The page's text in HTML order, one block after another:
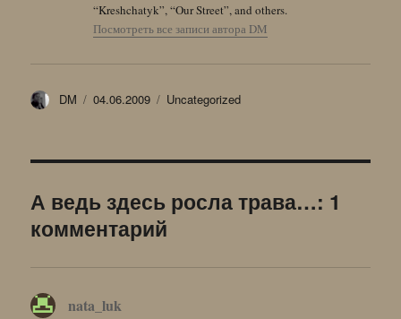
“Kreshchatyk”, “Our Street”, and others.
Посмотреть все записи автора DM
Автор
DM Опубликовано
04.06.2009 Рубрики
Uncategorized
А ведь здесь росла трава…: 1
комментарий
nata_luk